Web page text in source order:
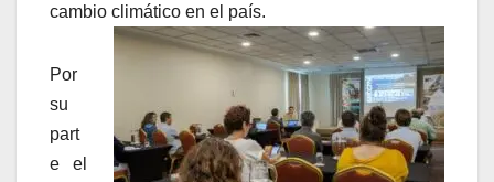
cambio climático en el país.
Por
su
part
e el